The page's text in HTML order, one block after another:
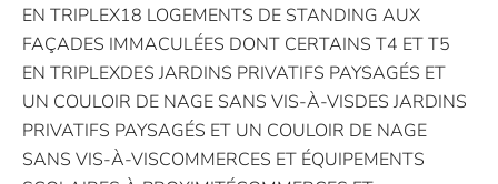
EN TRIPLEX18 LOGEMENTS DE STANDING AUX
FAÇADES IMMACULÉES DONT CERTAINS T4 ET T5
EN TRIPLEXDES JARDINS PRIVATIFS PAYSAGÉS ET
UN COULOIR DE NAGE SANS VIS-À-VISDES JARDINS
PRIVATIFS PAYSAGÉS ET UN COULOIR DE NAGE
SANS VIS-À-VISCOMMERCES ET ÉQUIPEMENTS